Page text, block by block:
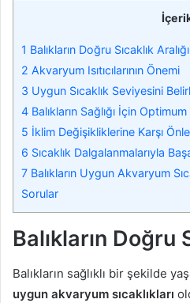
1 Balıkların Doğru Sıcaklık Aralığı
2 Akvaryum Isıtıcılarının Önemi
3 Uygun Sıcaklık Seviyesini
4 Balıkların Sağlığı İçin Optimum
5 İklim Değişikliklerine Karşı
6 Sıcaklık Dalgalanmalarıyla
7 Balıkların Uygun Akvaryum
Sorular
Balıkların Doğru
Balıkların sağlıklı bir şekilde
uygun akvaryum sıcaklıkları